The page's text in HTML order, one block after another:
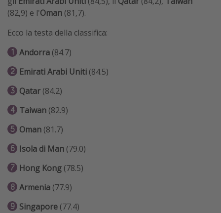
(82,9) e l'Oman (81,7).
Ecco la testa della classifica:
Andorra (84.7)
Emirati Arabi Uniti (84.5)
Qatar (84.2)
Taiwan (82.9)
Oman (81.7)
Isola di Man (79.0)
Hong Kong (78.5)
Armenia (77.9)
Singapore (77.4)